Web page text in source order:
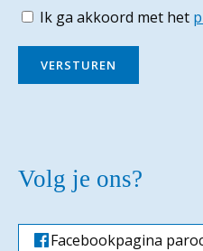
Ik ga akkoord met het
VERSTUREN
Volg je ons?
Facebookpagina